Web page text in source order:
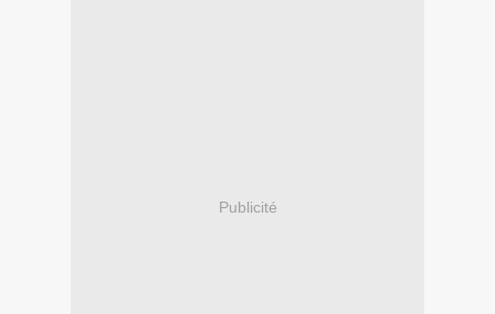
Publicité